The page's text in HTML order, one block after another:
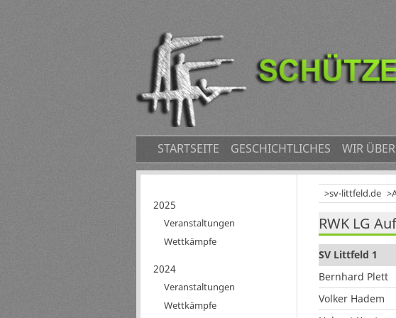
NAVIGATION
ÜBERSPRINGEN
STARTSEITE GESCHICHTLICHES WIR
sv-littfeld.de
RWK LG
SV Littfeld 1
Bernhard Plett
Volker Hadem
Navigation
überspringen
2025
Veranstaltungen
Wettkämpfe
2024
Veranstaltungen
Wettkämpfe